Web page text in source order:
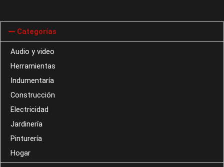
Categorías
Audio y video
Herramientas
Indumentaría
Construcción
Electricidad
Jardinería
Pinturería
Hogar